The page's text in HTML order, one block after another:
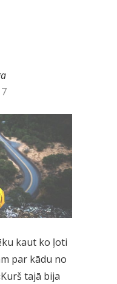
kaut ko ļoti
par kādu no
tajā bija